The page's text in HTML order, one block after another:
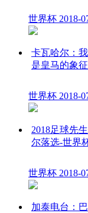
世界杯 2018-
卡瓦哈尔：
是皇马的象
世界杯 2018-
2018足球先
尔落选-世界
世界杯 2018-
加泰电台：